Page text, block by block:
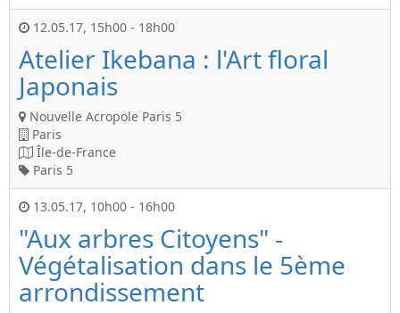
12.05.17, 15h00 - 18h00
Atelier Ikebana : l'Art floral
Japonais
Nouvelle Acropole Paris 5
Paris
Île-de-France
Paris 5
13.05.17, 10h00 - 16h00
"Aux arbres Citoyens" -
Végétalisation dans le 5ème
arrondissement